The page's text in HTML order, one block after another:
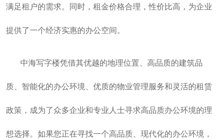
满足租户的需求。同时，租金价格合理，性价比高，为企业
提供了一个经济实惠的办公空间。
中海写字楼凭借其优越的地理位置、高品质的建筑品
质、智能化的办公环境、优质的物业管理服务和灵活的租赁
政策，成为了众多企业和专业人士寻求高品质办公环境的理
想选择。如果您正在寻找一个高品质、现代化的办公环境，